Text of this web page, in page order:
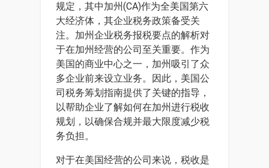
规定，其中加州(CA)作为全美国第六
大经济体，其企业税务政策备受关
注。加州企业税务报税要点的解析对
于在加州经营的公司至关重要。作为
美国的商业中心之一，加州吸引了众
多企业前来设立业务。因此，美国公
司税务筹划指南提供了关键的指导，
以帮助企业了解如何在加州进行税收
规划，以确保合规并最大限度减少税
务负担。
对于在美国经营的公司来说，税收是